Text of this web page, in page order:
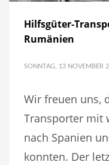
Hilfsgüter-
Rumänien
SONNTAG, 13 NOVEMBER
Wir freuen uns,
Transporter mit
nach Spanien
konnten. Der